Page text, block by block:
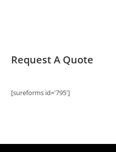
Request A Quote
[sureforms id='795']